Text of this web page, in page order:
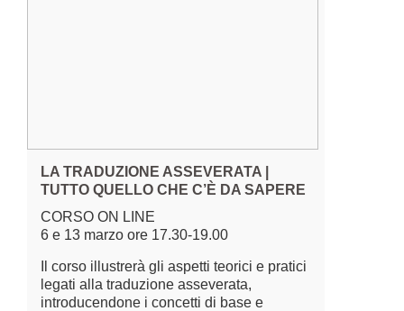
LA TRADUZIONE ASSEVERATA |
TUTTO QUELLO CHE C’È DA SAPERE
CORSO ON LINE
6 e 13 marzo ore 17.30-19.00
Il corso illustrerà gli aspetti teorici e pratici
legati alla traduzione asseverata,
introducendone i concetti di base e